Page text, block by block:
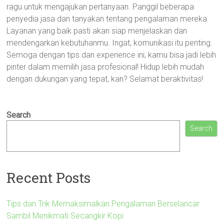
ragu untuk mengajukan pertanyaan. Panggil beberapa
penyedia jasa dan tanyakan tentang pengalaman mereka.
Layanan yang baik pasti akan siap menjelaskan dan
mendengarkan kebutuhanmu. Ingat, komunikasi itu penting.
Semoga dengan tips dan experience ini, kamu bisa jadi lebih
pinter dalam memilih jasa profesional! Hidup lebih mudah
dengan dukungan yang tepat, kan? Selamat beraktivitas!
Search
Search
Recent Posts
Tips dan Trik Memaksimalkan Pengalaman Berselancar
Sambil Menikmati Secangkir Kopi